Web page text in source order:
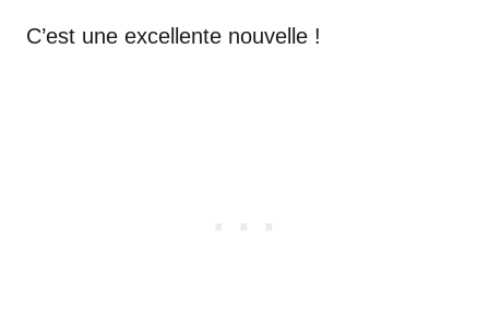
C’est une excellente nouvelle !